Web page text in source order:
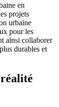
en
projets
urbaine
pour les
ainsi collaborer
durables et